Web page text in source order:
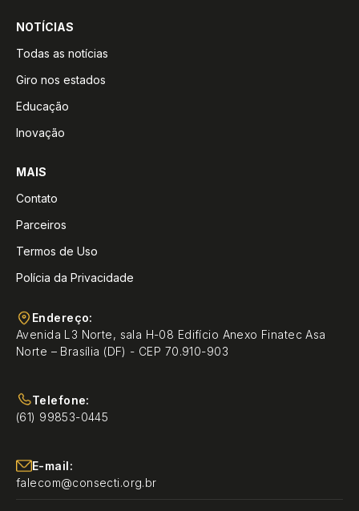
NOTÍCIAS
Todas as notícias
Giro nos estados
Educação
Inovação
MAIS
Contato
Parceiros
Termos de Uso
Polícia da Privacidade
Endereço:
Avenida L3 Norte, sala H-08 Edifício Anexo Finatec Asa
Norte – Brasília (DF) - CEP 70.910-903
Telefone:
(61) 99853-0445
E-mail:
falecom@consecti.org.br